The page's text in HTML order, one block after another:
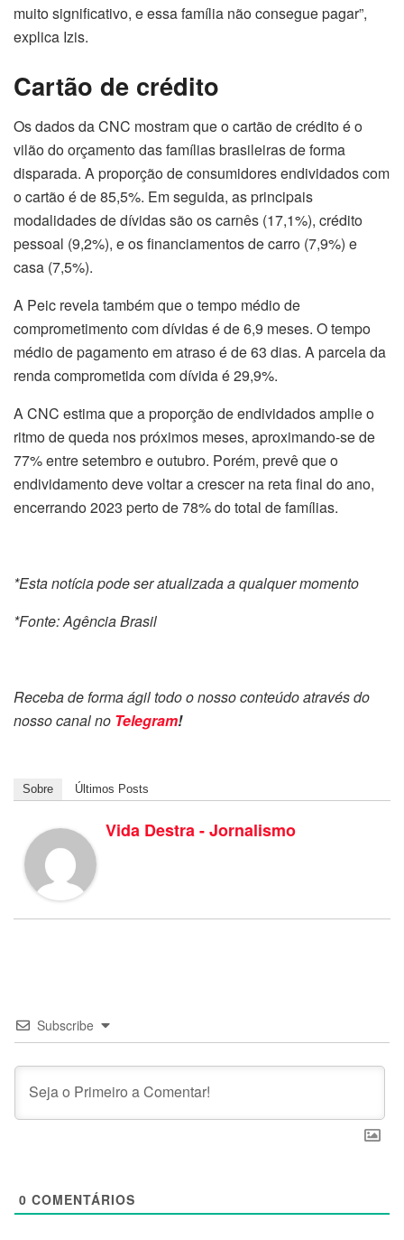
muito significativo, e essa família não consegue pagar”,
explica Izis.
Cartão de crédito
Os dados da CNC mostram que o cartão de crédito é o
vilão do orçamento das famílias brasileiras de forma
disparada. A proporção de consumidores endividados com
o cartão é de 85,5%. Em seguida, as principais
modalidades de dívidas são os carnês (17,1%), crédito
pessoal (9,2%), e os financiamentos de carro (7,9%) e
casa (7,5%).
A Peic revela também que o tempo médio de
comprometimento com dívidas é de 6,9 meses. O tempo
médio de pagamento em atraso é de 63 dias. A parcela da
renda comprometida com dívida é 29,9%.
A CNC estima que a proporção de endividados amplie o
ritmo de queda nos próximos meses, aproximando-se de
77% entre setembro e outubro. Porém, prevê que o
endividamento deve voltar a crescer na reta final do ano,
encerrando 2023 perto de 78% do total de famílias.
*Esta notícia pode ser atualizada a qualquer momento
*Fonte: Agência Brasil
Receba de forma ágil todo o nosso conteúdo através do
nosso canal no Telegram!
Sobre Últimos Posts
Vida Destra - Jornalismo
Subscribe
0 COMENTÁRIOS